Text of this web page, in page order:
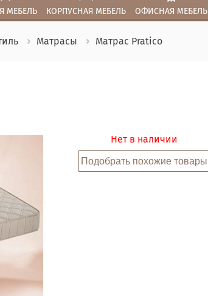
МЕБЕЛЬ КОРПУСНАЯ МЕБЕЛЬ ОФИСНАЯ МЕБЕЛЬ
Матрасы Матрас Pratico
Нет в наличии
Подобрать похожие товары